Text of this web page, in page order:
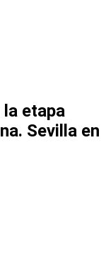
la etapa
Sevilla en